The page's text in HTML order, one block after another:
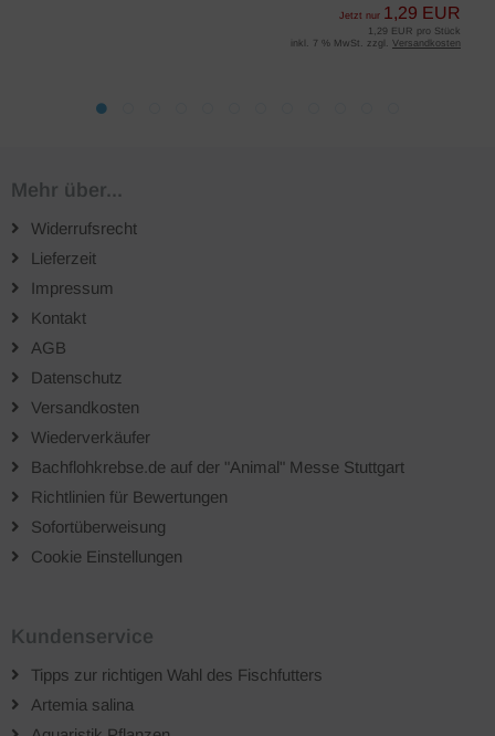
Jetzt nur 1,29 EUR
1,29 EUR pro Stück
inkl. 7 % MwSt. zzgl. Versandkosten
Mehr über...
Widerrufsrecht
Lieferzeit
Impressum
Kontakt
AGB
Datenschutz
Versandkosten
Wiederverkäufer
Bachflohkrebse.de auf der "Animal" Messe Stuttgart
Richtlinien für Bewertungen
Sofortüberweisung
Cookie Einstellungen
Kundenservice
Tipps zur richtigen Wahl des Fischfutters
Artemia salina